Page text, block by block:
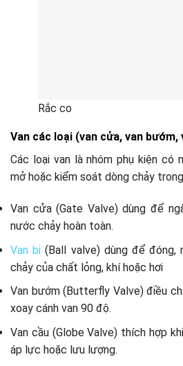
Rắc co
Van các loại (van cửa, van bướm,
Các loại van là nhóm phụ kiện có
mở hoặc kiểm soát dòng chảy
Van cửa (Gate Valve) dùng để
nước chảy hoàn toàn.
Van bi (Ball valve) dùng để
chảy của chất lỏng, khí hoặc hơi
Van bướm (Butterfly Valve) điều
xoay cánh van 90 độ.
Van cầu (Globe Valve) thích hợp
áp lực hoặc lưu lượng.